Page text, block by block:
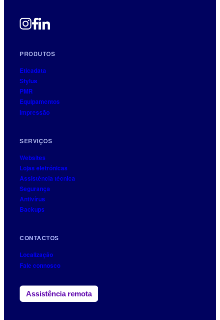
PRODUTOS
Eticadata
Stylus
PMR
Equipamentos
Impressão
SERVIÇOS
Websites
Lojas eletrónicas
Assistência técnica
Segurança
Antivírus
Backups
CONTACTOS
Localização
Fale connosco
Assistência remota